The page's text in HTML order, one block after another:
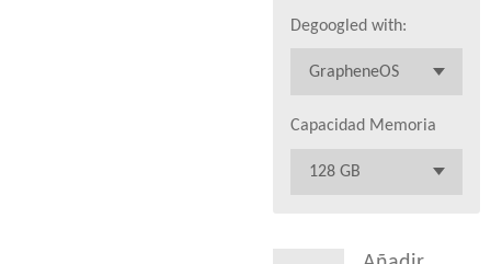
Degoogled with:
Capacidad Memoria